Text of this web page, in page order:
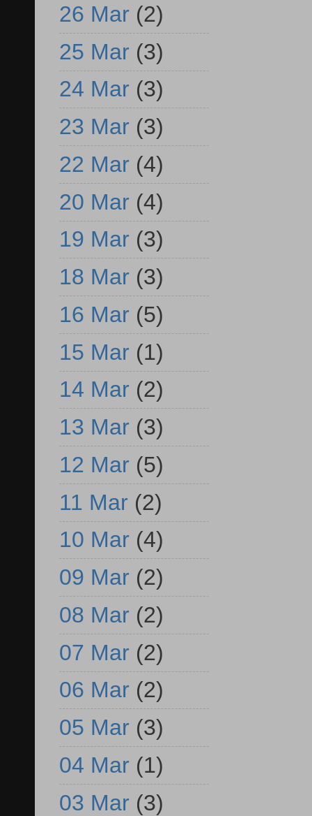
26 Mar (2)
25 Mar (3)
24 Mar (3)
23 Mar (3)
22 Mar (4)
20 Mar (4)
19 Mar (3)
18 Mar (3)
16 Mar (5)
15 Mar (1)
14 Mar (2)
13 Mar (3)
12 Mar (5)
11 Mar (2)
10 Mar (4)
09 Mar (2)
08 Mar (2)
07 Mar (2)
06 Mar (2)
05 Mar (3)
04 Mar (1)
03 Mar (3)